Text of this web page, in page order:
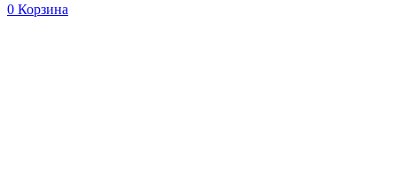
0 Корзина